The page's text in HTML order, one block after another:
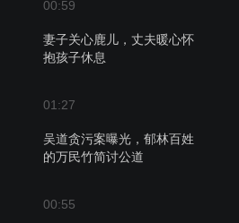
00:59
妻子关心鹿儿，丈夫暖心怀
抱孩子休息
01:27
吴道贪污案曝光，郁林百姓
的万民竹简讨公道
00:55